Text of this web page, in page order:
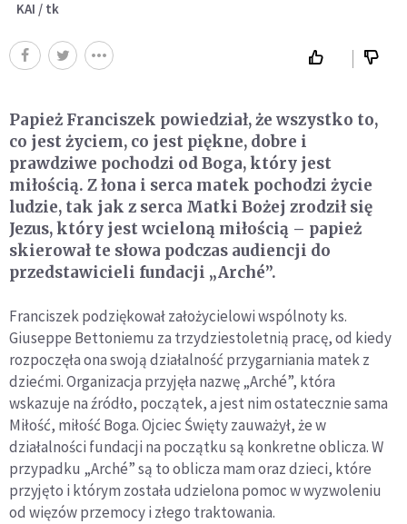
KAI / tk
Papież Franciszek powiedział, że wszystko to,
co jest życiem, co jest piękne, dobre i
prawdziwe pochodzi od Boga, który jest
miłością. Z łona i serca matek pochodzi życie
ludzie, tak jak z serca Matki Bożej zrodził się
Jezus, który jest wcieloną miłością – papież
skierował te słowa podczas audiencji do
przedstawicieli fundacji „Arché”.
Franciszek podziękował założycielowi wspólnoty ks.
Giuseppe Bettoniemu za trzydziestoletnią pracę, od kiedy
rozpoczęła ona swoją działalność przygarniania matek z
dziećmi. Organizacja przyjęła nazwę „Arché”, która
wskazuje na źródło, początek, a jest nim ostatecznie sama
Miłość, miłość Boga. Ojciec Święty zauważył, że w
działalności fundacji na początku są konkretne oblicza. W
przypadku „Arché” są to oblicza mam oraz dzieci, które
przyjęto i którym została udzielona pomoc w wyzwoleniu
od więzów przemocy i złego traktowania.